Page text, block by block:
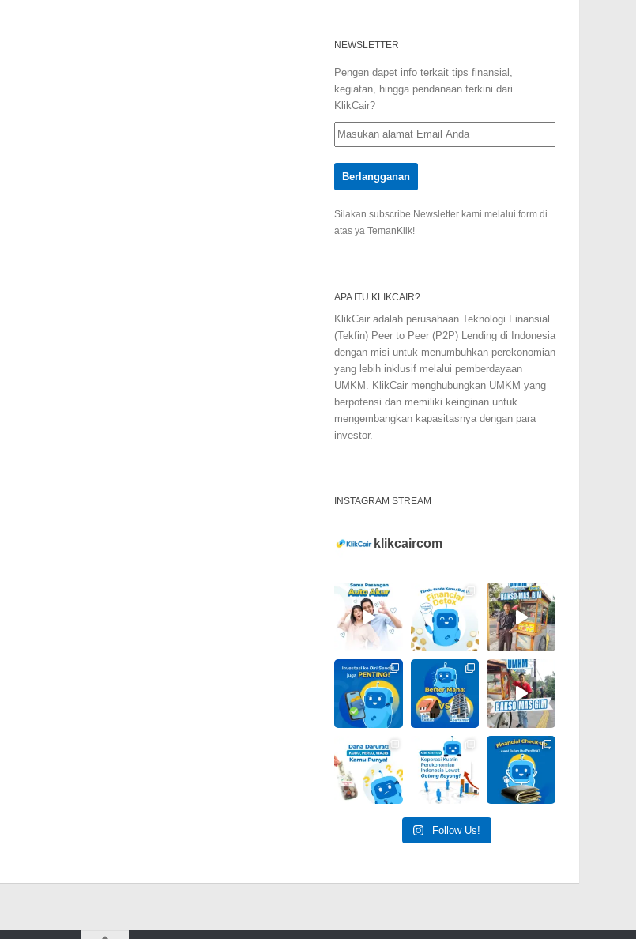
NEWSLETTER
Pengen dapet info terkait tips finansial,
kegiatan, hingga pendanaan terkini dari
KlikCair?
Silakan subscribe Newsletter kami melalui form di
atas ya TemanKlik!
APA ITU KLIKCAIR?
KlikCair adalah perusahaan Teknologi Finansial
(Tekfin) Peer to Peer (P2P) Lending di Indonesia
dengan misi untuk menumbuhkan perekonomian
yang lebih inklusif melalui pemberdayaan
UMKM. KlikCair menghubungkan UMKM yang
berpotensi dan memiliki keinginan untuk
mengembangkan kapasitasnya dengan para
investor.
INSTAGRAM STREAM
klikcaircom
Follow Us!